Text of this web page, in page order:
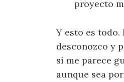
proyecto
Y esto es
desconozco y
sí me parece
aunque sea